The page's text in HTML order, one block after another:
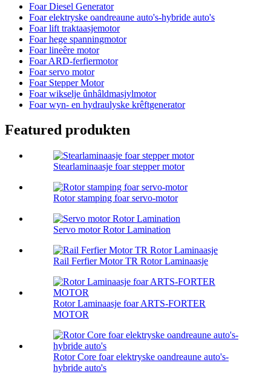
Foar Diesel Generator
Foar elektryske oandreaune auto's-hybride auto's
Foar lift traktaasjemotor
Foar hege spanningmotor
Foar lineêre motor
Foar ARD-ferfiermotor
Foar servo motor
Foar Stepper Motor
Foar wikselje ûnhâldmasjylmotor
Foar wyn- en hydraulyske krêftgenerator
Featured produkten
Stearlaminaasje foar stepper motor
Rotor stamping foar servo-motor
Servo motor Rotor Lamination
Rail Ferfier Motor TR Rotor Laminaasje
Rotor Laminaasje foar ARTS-FORTER
MOTOR
Rotor Core foar elektryske oandreaune auto's-
hybride auto's